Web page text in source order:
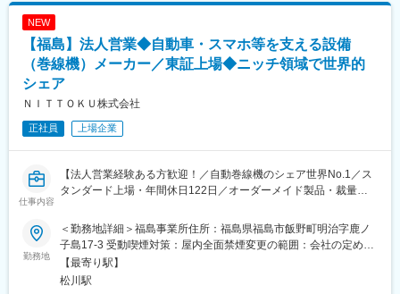
総合力であらゆる角度からソリューションを提供
・業界シェア世界30%、国内50%、測定工具製品国内シェア
90%！
開）
・幅広く高度なキーテクノロジーを自社で保有
■数字で見るミツトヨ：
・新卒／キャリア入社比率：新卒58%／キャリア42%
・平均勤続年数：男性15.1年／女性14.9年
・離職率：2.3%
・有給休暇平均取得日数：12.6日
・育休取得率：男性65％、女性100％
NEW
【福島】法人営業◆自動車・スマホ等を支える設備
（巻線機）メーカー／東証上場◆ニッチ領域で世界的
シェア
ＮＩＴＴＯＫＵ株式会社
正社員 上場企業
仕事内容
【法人営業経験ある方歓迎！／自動巻線機のシェア世界No.1／ス
タンダード上場・年間休日122日／オーダーメイド製品・裁量権
■業務内容
自動巻線機分野で世界トップシェアを誇る当社にて、大手自動車
メーカー、家電メーカー、通信機器メーカー、電子部品メーカー
などへの法人営業をお任せします。
勤務地
＜勤務地詳細＞福島事業所住所：福島県福島市飯野町明治字鹿ノ
子島17-3 受動喫煙対策：屋内全面禁煙変更の範囲：会社の定める
事業所
【最寄り駅】
松川駅